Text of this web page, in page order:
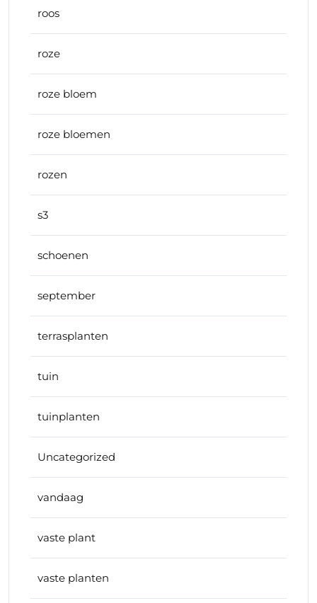
roos
roze
roze bloem
roze bloemen
rozen
s3
schoenen
september
terrasplanten
tuin
tuinplanten
Uncategorized
vandaag
vaste plant
vaste planten